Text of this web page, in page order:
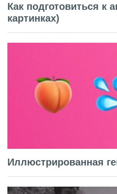
Как подготовиться к
картинках)
Иллюстрированная